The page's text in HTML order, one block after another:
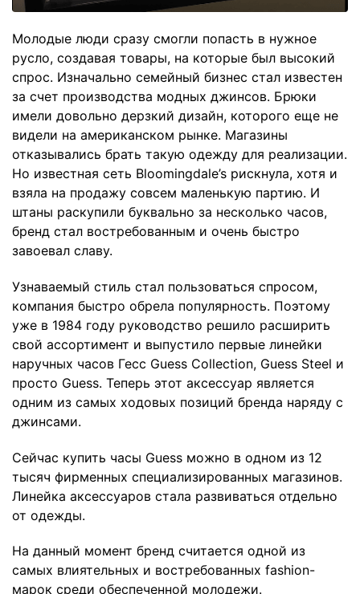
Молодые люди сразу смогли попасть в нужное
русло, создавая товары, на которые был высокий
спрос. Изначально семейный бизнес стал известен
за счет производства модных джинсов. Брюки
имели довольно дерзкий дизайн, которого еще не
видели на американском рынке. Магазины
отказывались брать такую одежду для реализации.
Но известная сеть Bloomingdale’s рискнула, хотя и
взяла на продажу совсем маленькую партию. И
штаны раскупили буквально за несколько часов,
бренд стал востребованным и очень быстро
завоевал славу.
Узнаваемый стиль стал пользоваться спросом,
компания быстро обрела популярность. Поэтому
уже в 1984 году руководство решило расширить
свой ассортимент и выпустило первые линейки
наручных часов Гесс Guess Collection, Guess Steel и
просто Guess. Теперь этот аксессуар является
одним из самых ходовых позиций бренда наряду с
джинсами.
Сейчас купить часы Guess можно в одном из 12
тысяч фирменных специализированных магазинов.
Линейка аксессуаров стала развиваться отдельно
от одежды.
На данный момент бренд считается одной из
самых влиятельных и востребованных fashion-
марок среди обеспеченной молодежи.